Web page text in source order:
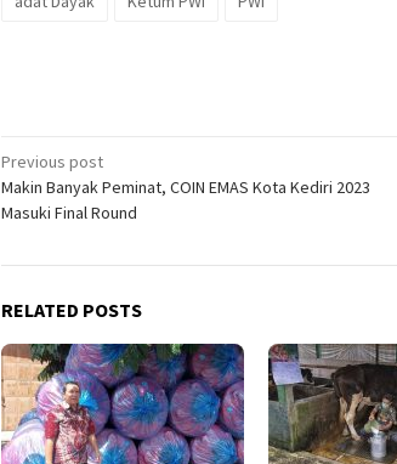
Post
navigation
Previous post
Makin Banyak Peminat, COIN EMAS Kota Kediri 2023
Masuki Final Round
RELATED POSTS